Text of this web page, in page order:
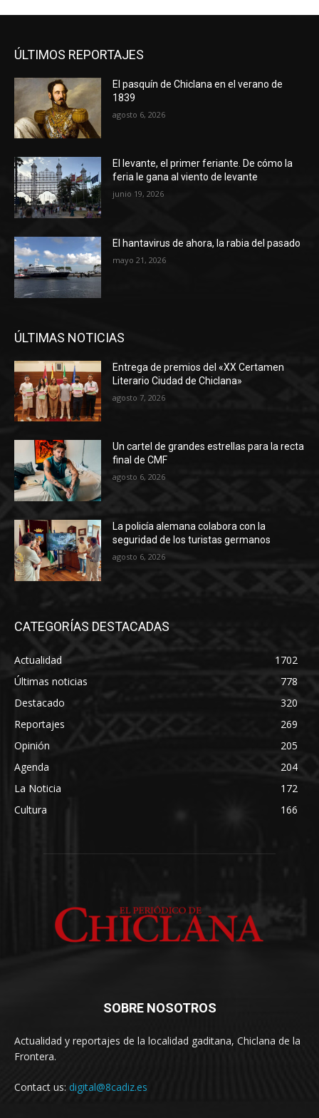
ÚLTIMOS REPORTAJES
El pasquín de Chiclana en el verano de
1839
agosto 6, 2026
El levante, el primer feriante. De cómo la
feria le gana al viento de levante
junio 19, 2026
El hantavirus de ahora, la rabia del pasado
mayo 21, 2026
ÚLTIMAS NOTICIAS
Entrega de premios del «XX Certamen
Literario Ciudad de Chiclana»
agosto 7, 2026
Un cartel de grandes estrellas para la recta
final de CMF
agosto 6, 2026
La policía alemana colabora con la
seguridad de los turistas germanos
agosto 6, 2026
CATEGORÍAS DESTACADAS
Actualidad
1702
Últimas noticias
778
Destacado
320
Reportajes
269
Opinión
205
Agenda
204
La Noticia
172
Cultura
166
SOBRE NOSOTROS
Actualidad y reportajes de la localidad gaditana, Chiclana de la
Frontera.
Contact us: digital@8cadiz.es